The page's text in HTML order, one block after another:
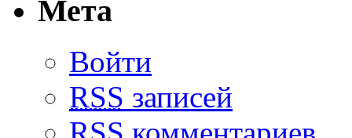
Мета
Войти
RSS записей